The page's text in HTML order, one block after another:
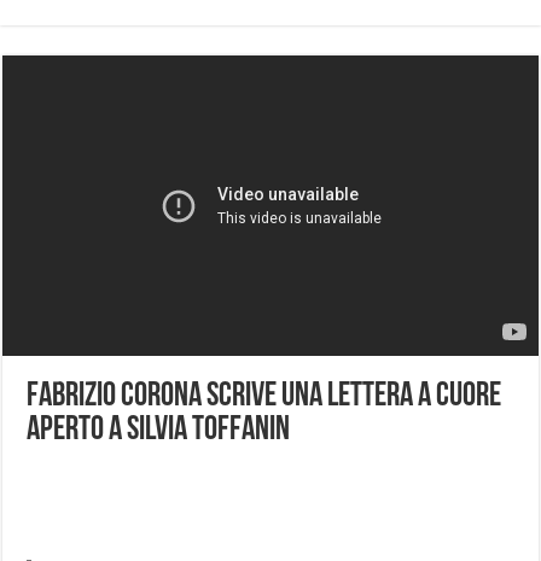
Fabrizio Corona scrive una lettera a cuore
aperto a Silvia Toffanin